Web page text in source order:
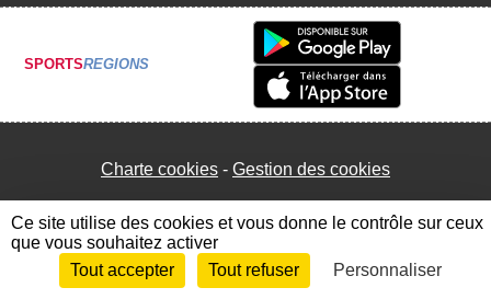
SPORTSREGIONS
Charte cookies Gestion des cookies
Envie de participer ? Connexion
Ce site utilise des cookies et vous donne le contrôle sur ceux
que vous souhaitez activer
Tout accepter
Tout refuser Personnaliser